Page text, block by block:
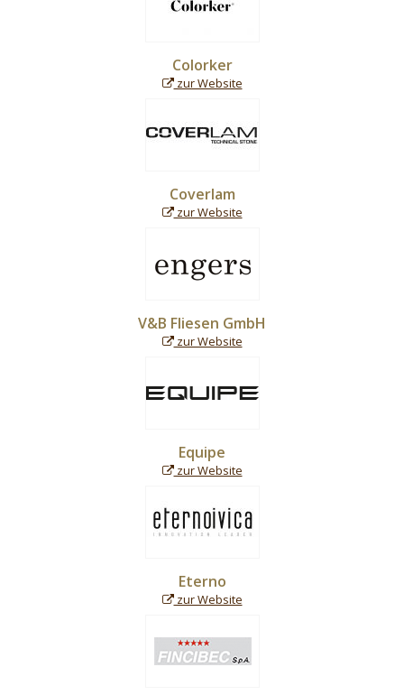
Colorker
zur Website
Coverlam
zur Website
V&B Fliesen GmbH
zur Website
Equipe
zur Website
Eterno
zur Website